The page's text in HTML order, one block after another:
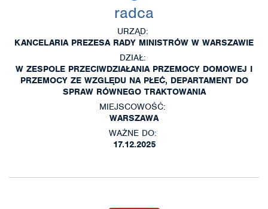
radca
URZĄD:
KANCELARIA PREZESA RADY MINISTRÓW W WARSZAWIE
DZIAŁ:
W ZESPOLE PRZECIWDZIAŁANIA PRZEMOCY DOMOWEJ I
PRZEMOCY ZE WZGLĘDU NA PŁEĆ, DEPARTAMENT DO
SPRAW RÓWNEGO TRAKTOWANIA
MIEJSCOWOŚĆ:
WARSZAWA
WAŻNE DO:
17.12.2025